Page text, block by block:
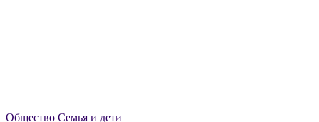
Общество Семья и дети